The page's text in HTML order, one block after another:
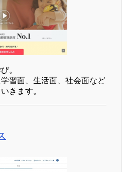
。
習面、生活面、社会面など
きます。